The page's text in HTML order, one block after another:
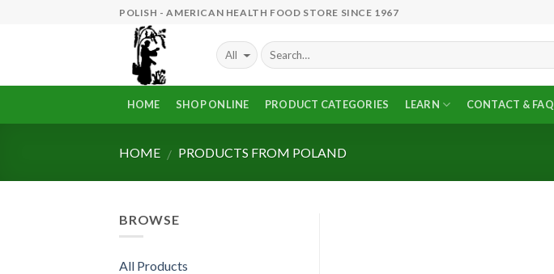
POLISH - AMERICAN HEALTH FOOD STORE SINCE 1967
HOME SHOP ONLINE PRODUCT CATEGORIES LEARN CONTACT & FAQ
HOME / PRODUCTS FROM POLAND
BROWSE
All Products